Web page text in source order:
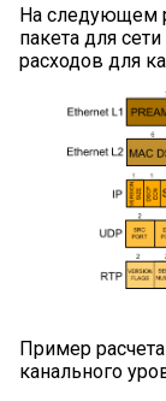
На следующем
пакета для
расходов для
Пример
канального